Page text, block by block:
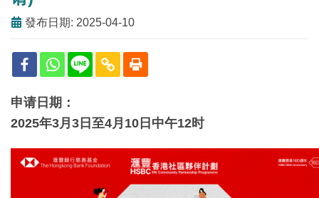
發布日期: 2025-04-10
申请日期：
2025年3月3 日至4月10日中午12时